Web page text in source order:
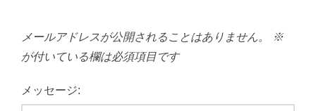
メールアドレスが公開されることはありません。
※
が付いている欄は必須項目です
メッセージ: